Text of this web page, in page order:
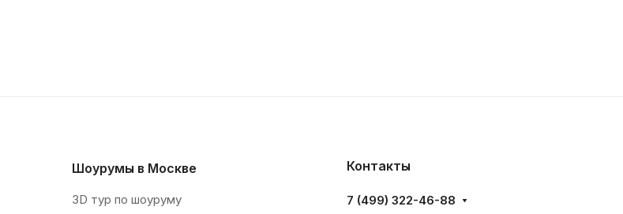
Шоурумы в Москве
3D тур по шоуруму
Контакты
7 (499) 322-46-88